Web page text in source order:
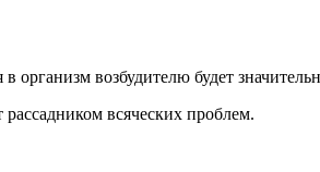
организм возбудителю будет
всяческих проблем.